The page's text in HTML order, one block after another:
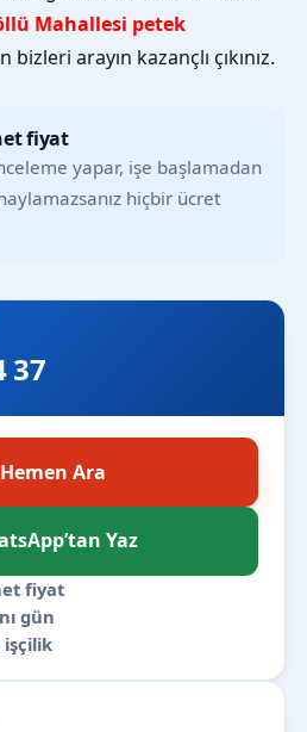
Mahallesi petek
arayın kazançlı çıkınız.
fiyat
yapar, işe başlamadan
hiçbir ücret
37
Hemen Ara
Yaz
fiyat
gün
işçilik